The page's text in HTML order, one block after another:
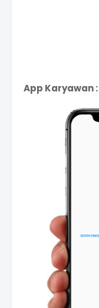
App Karyawan :